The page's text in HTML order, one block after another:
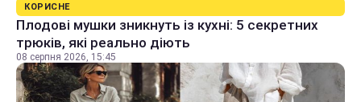
КОРИСНЕ
Плодові мушки зникнуть із кухні: 5 секретних
трюків, які реально діють
08 серпня 2026, 15:45